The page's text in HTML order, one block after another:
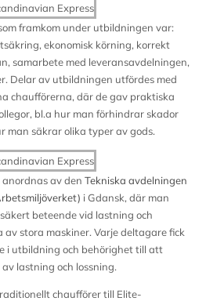
framkom under utbildningen var:
ekonomisk körning, korrekt
samarbete med leveransavdelningen,
Delar av utbildningen utfördes med
chaufförerna, där de gav praktiska
bl.a hur man förhindrar skador
man säkrar olika typer av gods.
av den Tekniska avdelningen
i Gdansk, där man
beteende vid lastning och
av stora maskiner. Varje deltagare fick
i utbildning och behörighet till att
lastning och lossning.
chaufförer till Elite-